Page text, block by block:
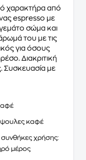
χαρακτήρα από
espresso με
σώμα και
του με τις
για όσους
Διακριτική
Συσκευασία με
καφέ
χρήσης:
μέρος